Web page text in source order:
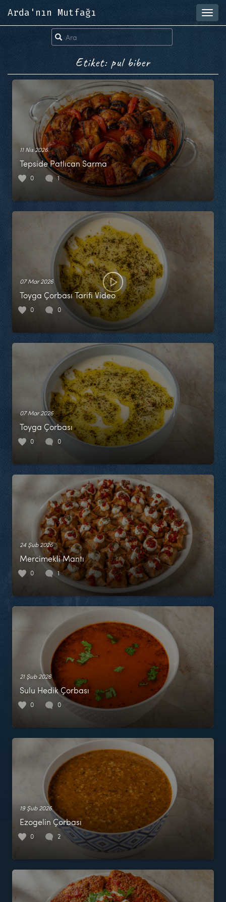
Arda'nın Mutfağı
Etiket: pul biber
11 Nis 2026
Tepside Patlıcan Sarma
0 1
07 Mar 2026
Toyga Çorbası Tarifi Video
0 0
07 Mar 2026
Toyga Çorbası
0 0
24 Şub 2026
Mercimekli Mantı
0 1
21 Şub 2026
Sulu Hedik Çorbası
0 0
19 Şub 2026
Ezogelin Çorbası
0 2